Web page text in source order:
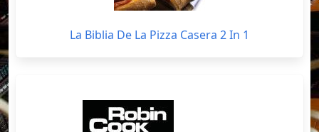
La Biblia De La Pizza Casera 2 In 1